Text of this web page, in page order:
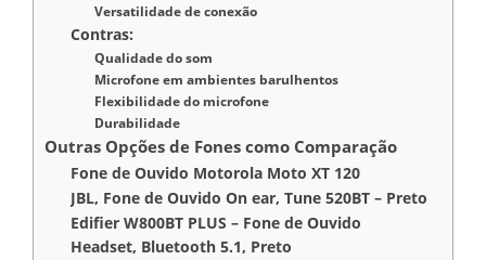
Versatilidade de conexão
Contras:
Qualidade do som
Microfone em ambientes barulhentos
Flexibilidade do microfone
Durabilidade
Outras Opções de Fones como Comparação
Fone de Ouvido Motorola Moto XT 120
JBL, Fone de Ouvido On ear, Tune 520BT – Preto
Edifier W800BT PLUS – Fone de Ouvido
Headset, Bluetooth 5.1, Preto